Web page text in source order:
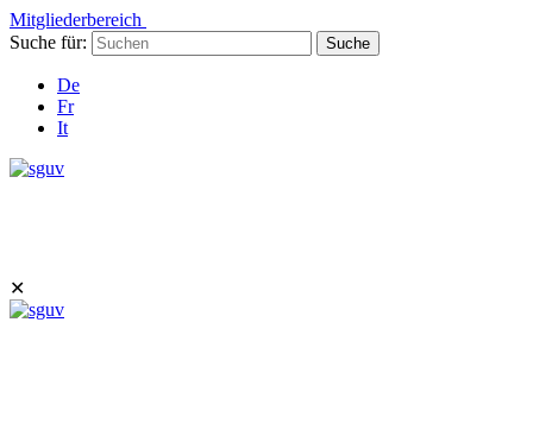
Mitgliederbereich
Suche für:
Suche
De
Fr
It
✕